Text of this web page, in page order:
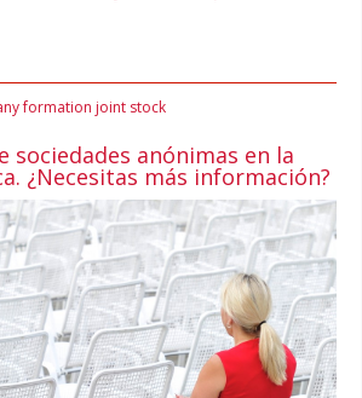
sociedades anónimas en la
¿Necesitas más información?